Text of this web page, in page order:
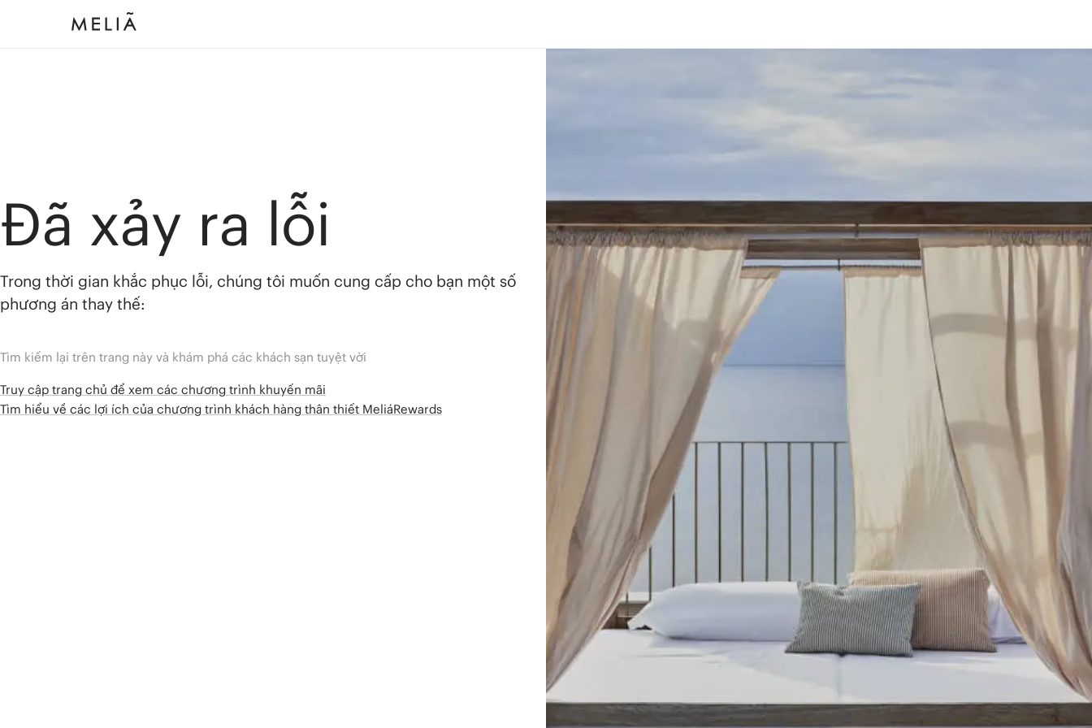
Đã xảy ra lỗi
Trong thời gian khắc phục lỗi, chúng tôi muốn cung cấp cho bạn một số
phương án thay thế:
Tìm kiếm lại trên trang này và khám phá các khách sạn tuyệt vời
Truy cập trang chủ để xem các chương trình khuyến mãi
Tìm hiểu về các lợi ích của chương trình khách hàng thân thiết MeliáRewards